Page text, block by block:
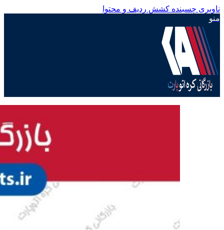
ناوبری چسبنده کشش ردیف و محتوا
منو